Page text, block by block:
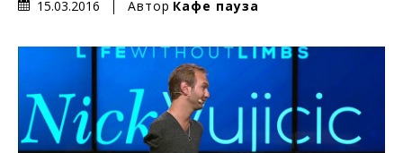
15.03.2016 Автор Кафе пауза